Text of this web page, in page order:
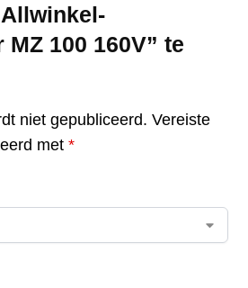
100 160V” te
niet gepubliceerd. Vereiste
met *